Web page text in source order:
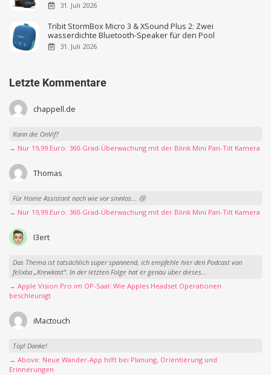
31. Juli 2026
Tribit StormBox Micro 3 & XSound Plus 2: Zwei
wasserdichte Bluetooth-Speaker für den Pool
31. Juli 2026
Letzte Kommentare
chappell.de
Kann die OnVif?
→ Nur 19,99 Euro: 360-Grad-Überwachung mit der Blink Mini Pan-Tilt Kamera
Thomas
Für Home Assistant nach wie vor sinnlos... 😢
→ Nur 19,99 Euro: 360-Grad-Überwachung mit der Blink Mini Pan-Tilt Kamera
I3ert
Das Thema ist tatsächlich super spannend, ich empfehle hier den Podcast von
felixba „Krewkast“. In der letzten Folge hat er genau über dieses...
→ Apple Vision Pro im OP-Saal: Wie Apples Headset Operationen
beschleunigt
iMactouch
Top! Danke!
→ Above: Neue Wander-App hilft bei Planung, Orientierung und
Erinnerungen